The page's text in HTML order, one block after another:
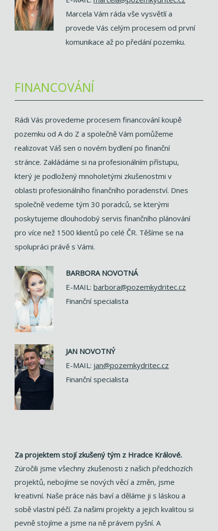
Marcela Vám ráda vše vysvětlí a
provede Vás celým procesem od první
komunikace až po předání pozemku.
FINANCOVÁNÍ
Rádi Vás provedeme procesem financování koupě
pozemku od A do Z a společně Vám pomůžeme
realizovat Váš sen o novém bydlení po finanční
stránce. Zakládáme si na profesionálním přístupu,
který je podložený mnoholetými zkušenostmi v
oblasti profesionálního finančního poradenství. Dnes
společně vedeme tým 30 poradců, se kterými
poskytujeme dlouhodobý servis finančního plánování
pro více než 1500 klientů po celé ČR. Těšíme se na
spolupráci právě s Vámi.
BARBORA NOVOTNÁ
E-MAIL: barbora@pozemkydritec.cz
Finanční specialista
JAN NOVOTNÝ
E-MAIL: jan@pozemkydritec.cz
Finanční specialista
Za projektem stojí zkušený tým z Hradce Králové.
Zúročili jsme všechny zkušenosti z našich předchozích
projektů, nebojíme se nových věcí a změn, jsme
kreativní. Naše práce nás baví a děláme ji s láskou a
sobě vlastní péčí. Za našimi projekty a jejich kvalitou si
pevně stojíme a jsme na ně právem pyšní. A